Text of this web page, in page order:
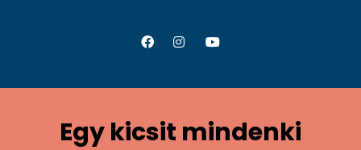
Egy kicsit mindenki